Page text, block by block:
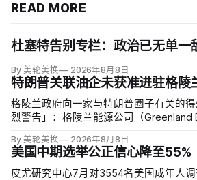
READ MORE
杜塞特告别专栏：政治已无单一
By 美轮美换 2026年8月8日
特朗普关联油企未获准进驻格陵
格陵兰政府向一家与特朗普圈子有关的
烈警告」：格陵兰能源公司（Greenland
地可能蕴藏价值1万亿美元原油，拟投资
井；
By 美轮美换 2026年8月8日
美国中期选举公正信心降至55%
皮尤研究中心7月对3554名美国成年人